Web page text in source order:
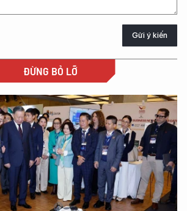
Gửi ý kiến
ĐỪNG BỎ LỠ